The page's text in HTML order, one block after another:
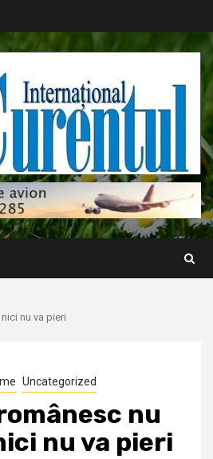
nu va pieri
Uncategorized
nu
nu va pieri